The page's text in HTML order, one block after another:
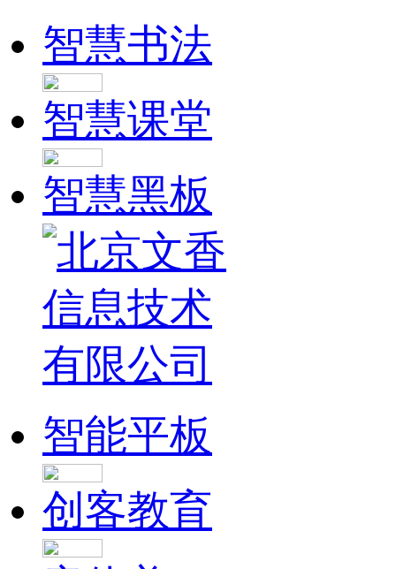
智慧书法
智慧课堂
智慧黑板
智能平板
创客教育